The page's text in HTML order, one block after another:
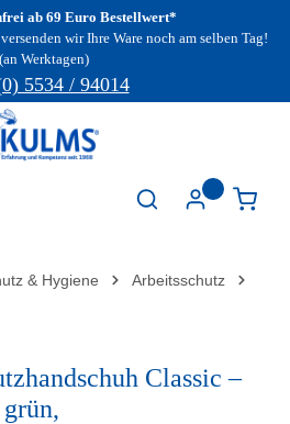
ab 69 Euro Bestellwert*
wir Ihre Ware noch am selben Tag!
(an Werktagen)
5534 / 94014
& Hygiene
Arbeitsschutz
Classic –